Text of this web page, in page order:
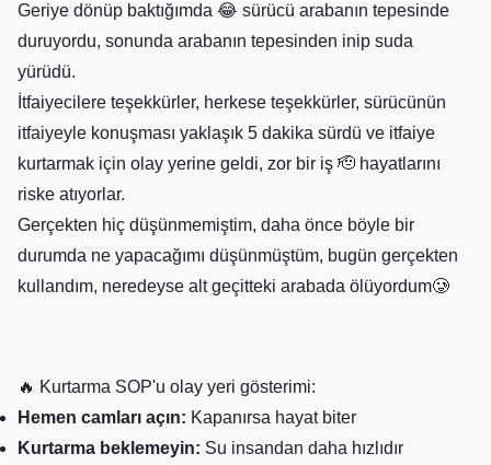
Geriye dönüp baktığımda 😂 sürücü arabanın tepesinde
duruyordu, sonunda arabanın tepesinden inip suda
yürüdü.
İtfaiyecilere teşekkürler, herkese teşekkürler, sürücünün
itfaiyeyle konuşması yaklaşık 5 dakika sürdü ve itfaiye
kurtarmak için olay yerine geldi, zor bir iş 🫡 hayatlarını
riske atıyorlar.
Gerçekten hiç düşünmemiştim, daha önce böyle bir
durumda ne yapacağımı düşünmüştüm, bugün gerçekten
kullandım, neredeyse alt geçitteki arabada ölüyordum🥲
🔥 Kurtarma SOP'u olay yeri gösterimi:
Hemen camları açın: Kapanırsa hayat biter
Kurtarma beklemeyin: Su insandan daha hızlıdır